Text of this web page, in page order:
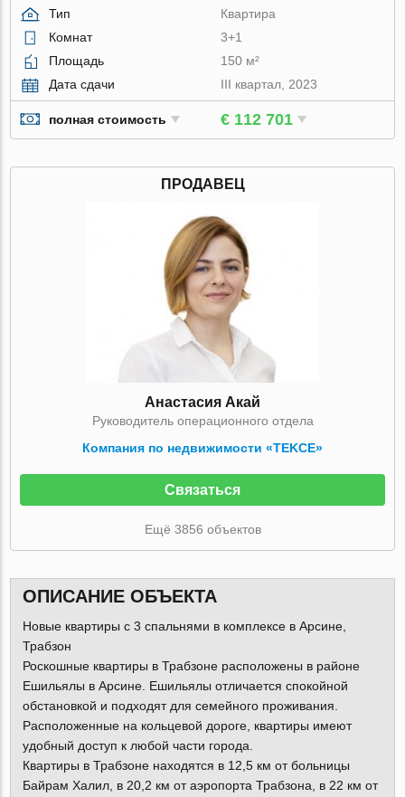
Тип
Квартира
Комнат
3+1
Площадь
150 м²
Дата сдачи
III квартал, 2023
полная стоимость € 112 701
ПРОДАВЕЦ
Анастасия Акай
Руководитель операционного отдела
Компания по недвижимости «TEKCE»
Связаться
Ещё 3856 объектов
ОПИСАНИЕ ОБЪЕКТА
Новые квартиры с 3 спальнями в комплексе в Арсине,
Трабзон
Роскошные квартиры в Трабзоне расположены в районе
Ешильялы в Арсине. Ешильялы отличается спокойной
обстановкой и подходят для семейного проживания.
Расположенные на кольцевой дороге, квартиры имеют
удобный доступ к любой части города.
Квартиры в Трабзоне находятся в 12,5 км от больницы
Байрам Халил, в 20,2 км от аэропорта Трабзона, в 22 км от